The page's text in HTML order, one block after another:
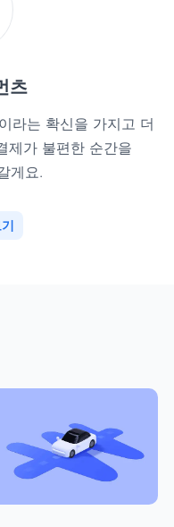
츠
라는 확신을 가지고 더
제가 불편한 순간을
게요.